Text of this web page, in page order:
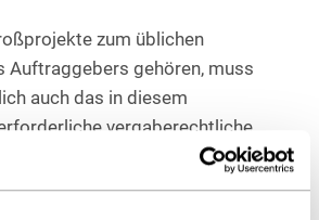
zum üblichen
Auftraggebers gehören, muss
auch das in diesem
vergaberechtliche